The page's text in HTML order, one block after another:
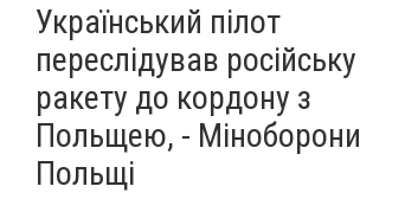
Український пілот
переслідував російську
ракету до кордону з
Польщею, - Міноборони
Польщі